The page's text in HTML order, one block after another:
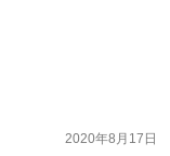
らい 良いと思ってま
そこが 好きです。体
そこが 良いです。6巻
もう 早く こいつに ど
せになって貰いたいと
2020年8月17日